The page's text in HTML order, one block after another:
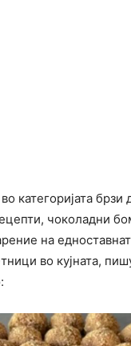
категоријата
чоколадни
на
во кујната,